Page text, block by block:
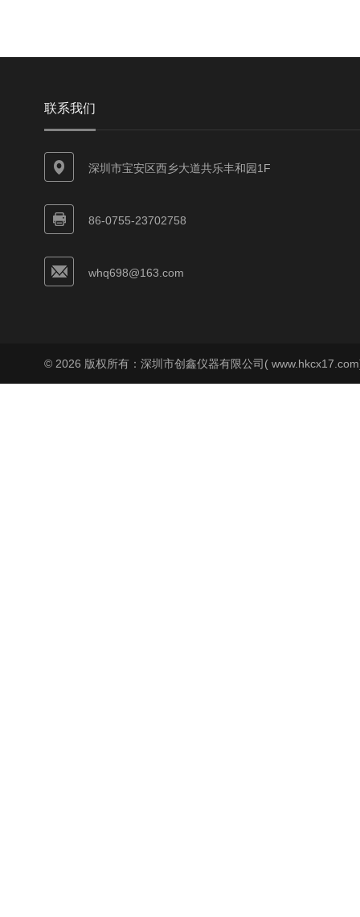
联系我们
深圳市宝安区西乡大道共乐丰和园1F
86-0755-23702758
whq698@163.com
© 2026 版权所有：深圳市创鑫仪器有限公司(